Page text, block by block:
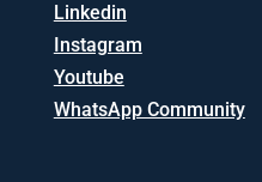
Linkedin
Instagram
Youtube
WhatsApp Community